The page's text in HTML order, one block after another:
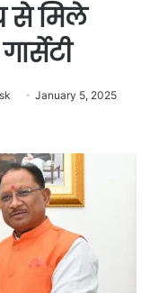
से मिले
January 5, 2025